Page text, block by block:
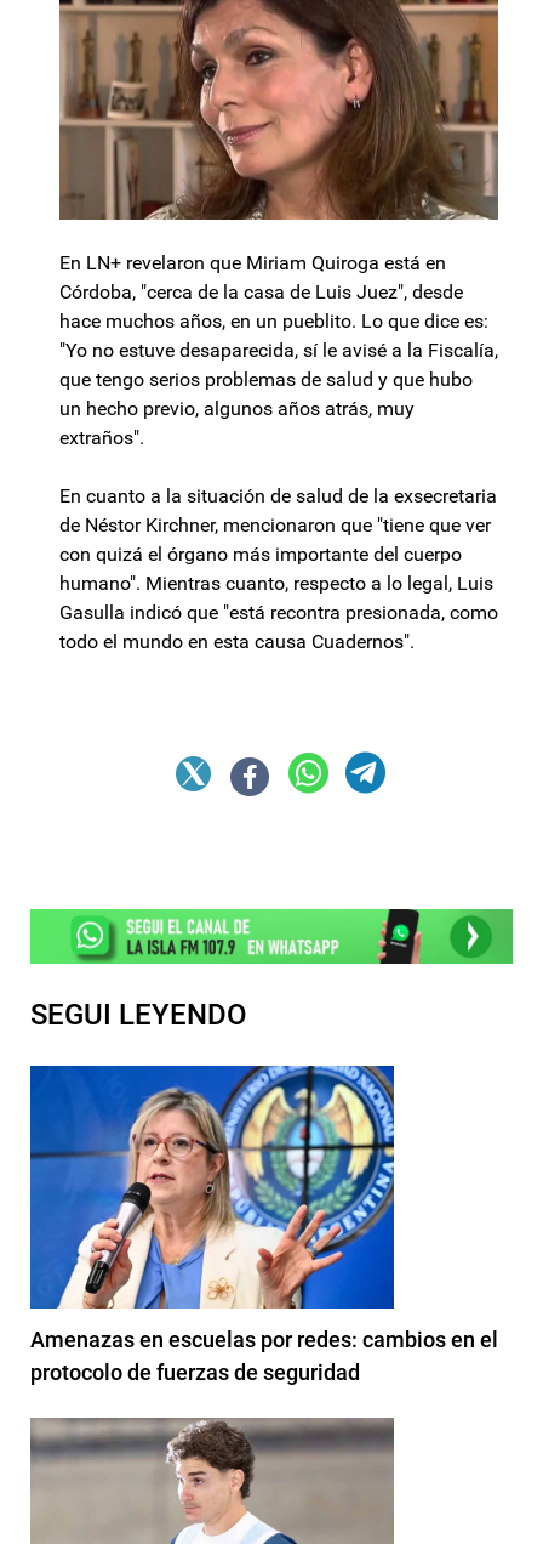
En LN+ revelaron que Miriam Quiroga está en
Córdoba, "cerca de la casa de Luis Juez", desde
hace muchos años, en un pueblito. Lo que dice es:
"Yo no estuve desaparecida, sí le avisé a la Fiscalía,
que tengo serios problemas de salud y que hubo
un hecho previo, algunos años atrás, muy
extraños".
En cuanto a la situación de salud de la exsecretaria
de Néstor Kirchner, mencionaron que "tiene que ver
con quizá el órgano más importante del cuerpo
humano". Mientras cuanto, respecto a lo legal, Luis
Gasulla indicó que "está recontra presionada, como
todo el mundo en esta causa Cuadernos".
SEGUI LEYENDO
Amenazas en escuelas por redes: cambios en el
protocolo de fuerzas de seguridad